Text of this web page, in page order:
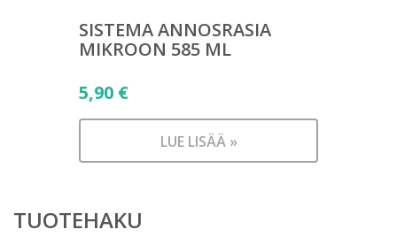
SISTEMA ANNOSRASIA
MIKROON 585 ML
5,90 €
LUE LISÄÄ »
TUOTEHAKU